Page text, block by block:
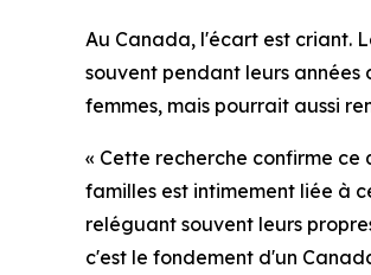
Au Canada, l'écart est criant.
souvent pendant leurs
femmes, mais pourrait aussi
« Cette recherche confirme
familles est intimement liée à
reléguant souvent leurs
c'est le fondement d'un